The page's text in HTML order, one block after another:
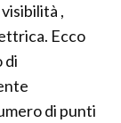
,
Ecco
di
di punti